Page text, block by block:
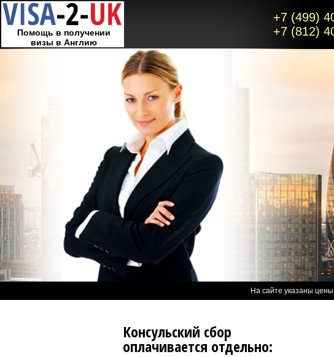
Помощь в получении
визы в Англию
+7 (499)
+7 (812)
На сайте указаны
Консульский сбор
оплачивается отдельно: